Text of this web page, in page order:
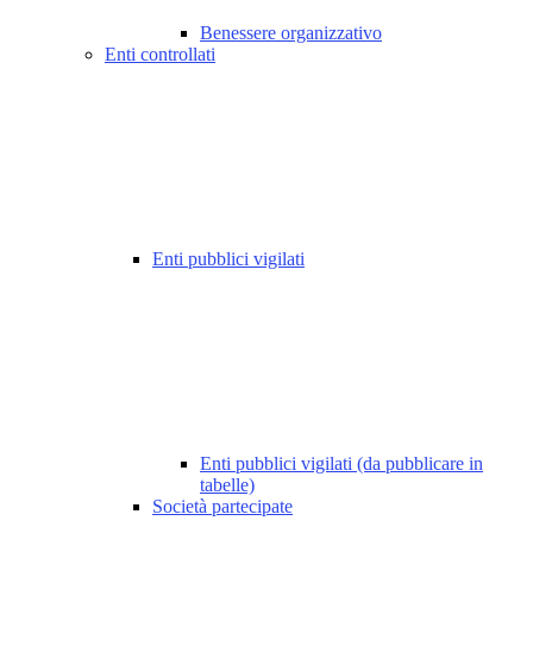
Benessere organizzativo
Enti controllati
Enti pubblici vigilati
Enti pubblici vigilati (da pubblicare in
tabelle)
Società partecipate